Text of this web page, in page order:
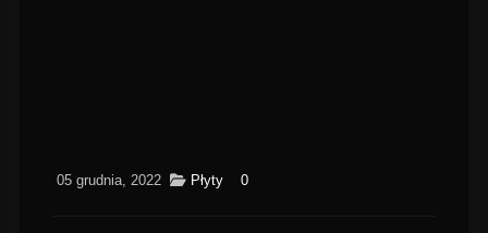
05 grudnia, 2022 Płyty 0